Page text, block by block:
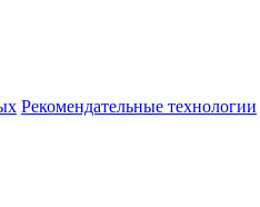
Рекомендательные технологии